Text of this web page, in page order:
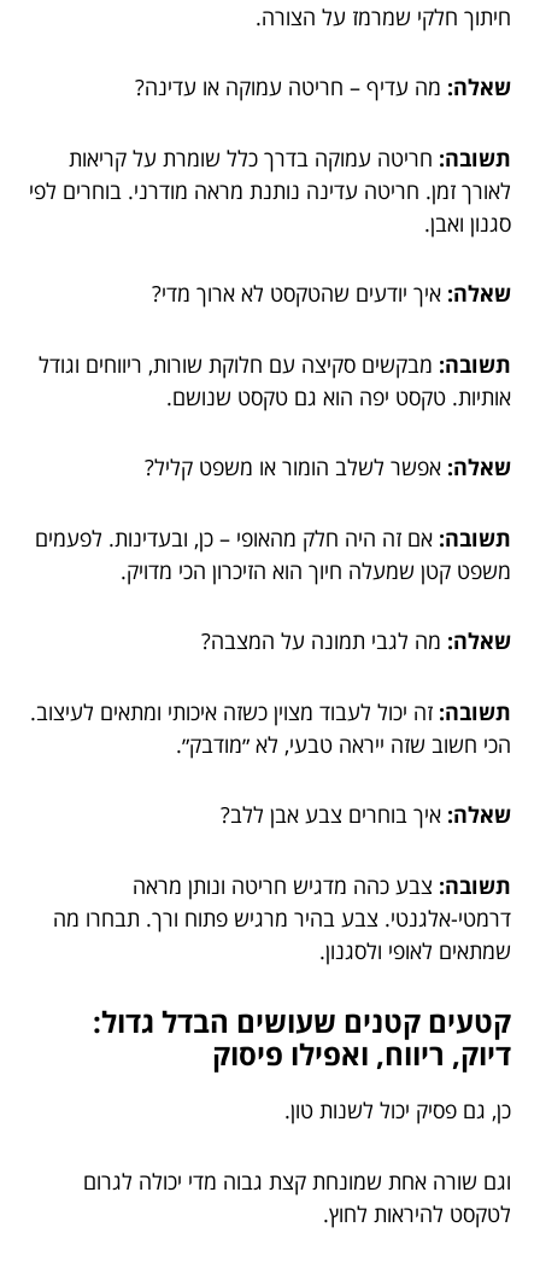
חיתוך חלקי שמרמז על הצורה.
שאלה: מה עדיף – חריטה עמוקה או עדינה?
תשובה: חריטה עמוקה בדרך כלל שומרת על קריאות
לאורך זמן. חריטה עדינה נותנת מראה מודרני. בוחרים לפי
סגנון ואבן.
שאלה: איך יודעים שהטקסט לא ארוך מדי?
תשובה: מבקשים סקיצה עם חלוקת שורות, ריווחים וגודל
אותיות. טקסט יפה הוא גם טקסט שנושם.
שאלה: אפשר לשלב הומור או משפט קליל?
תשובה: אם זה היה חלק מהאופי – כן, ובעדינות. לפעמים
משפט קטן שמעלה חיוך הוא הזיכרון הכי מדויק.
שאלה: מה לגבי תמונה על המצבה?
תשובה: זה יכול לעבוד מצוין כשזה איכותי ומתאים לעיצוב.
הכי חשוב שזה ייראה טבעי, לא ״מודבק״.
שאלה: איך בוחרים צבע אבן ללב?
תשובה: צבע כהה מדגיש חריטה ונותן מראה
דרמטי-אלגנטי. צבע בהיר מרגיש פתוח ורך. תבחרו מה
שמתאים לאופי ולסגנון.
קטעים קטנים שעושים הבדל גדול:
דיוק, ריווח, ואפילו פיסוק
כן, גם פסיק יכול לשנות טון.
וגם שורה אחת שמונחת קצת גבוה מדי יכולה לגרום
לטקסט להיראות לחוץ.